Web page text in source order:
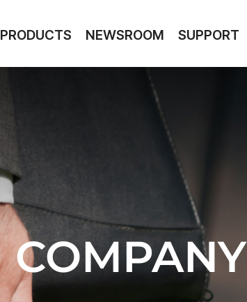
PRODUCTS NEWSROOM SUPPORT
COMPANY